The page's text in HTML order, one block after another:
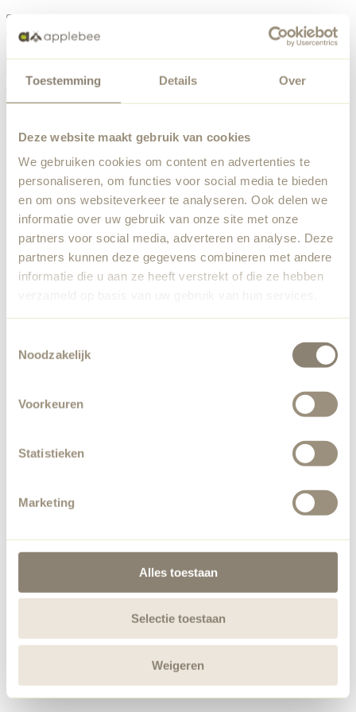
Toestemming Details Over
Deze website maakt gebruik van cookies
We gebruiken cookies om content en advertenties te
personaliseren, om functies voor social media te bieden
en om ons websiteverkeer te analyseren. Ook delen we
informatie over uw gebruik van onze site met onze
partners voor social media, adverteren en analyse. Deze
partners kunnen deze gegevens combineren met andere
informatie die u aan ze heeft verstrekt of die ze hebben
verzameld op basis van uw gebruik van hun services.
Noodzakelijk
Voorkeuren
Statistieken
Marketing
Alles toestaan
Selectie toestaan
Weigeren
Etwas ist schiefgelaufen
Team wurde benachrichtigt.
Zurück zur Startseite